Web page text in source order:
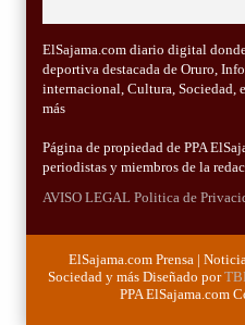
ElSajama.com diario digital
deportiva destacada de Oruro,
internacional, Cultura, Sociedad,
más
Página de propiedad de PPA
periodistas y miembros de la
AVISO LEGAL Politica de
ElSajama.com Prensa |
Sociedad y más Diseñado por
PPA ElSajama.com